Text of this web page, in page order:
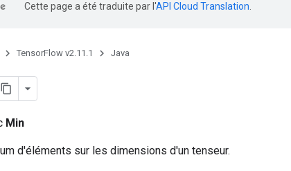
Cette page a été traduite par l'API Cloud Translation
TensorFlow v2.11.1 Java
Min
d'éléments sur les dimensions d'un tenseur.